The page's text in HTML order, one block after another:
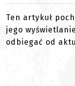
Ten artykuł
jego
odbiegać od